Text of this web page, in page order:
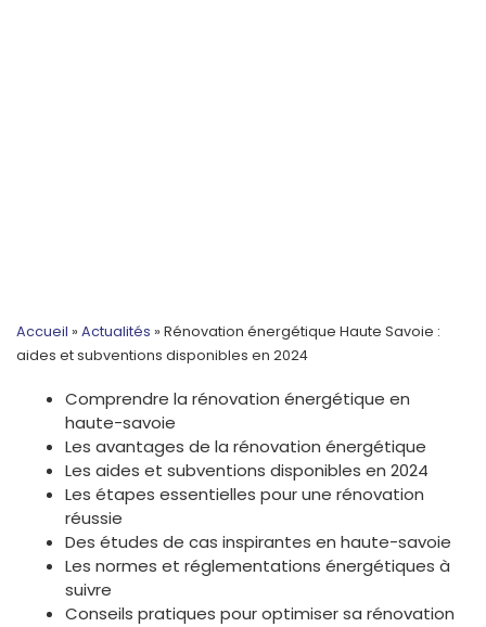
Accueil » Actualités » Rénovation énergétique Haute Savoie :
aides et subventions disponibles en 2024
Comprendre la rénovation énergétique en
haute-savoie
Les avantages de la rénovation énergétique
Les aides et subventions disponibles en 2024
Les étapes essentielles pour une rénovation
réussie
Des études de cas inspirantes en haute-savoie
Les normes et réglementations énergétiques à
suivre
Conseils pratiques pour optimiser sa rénovation